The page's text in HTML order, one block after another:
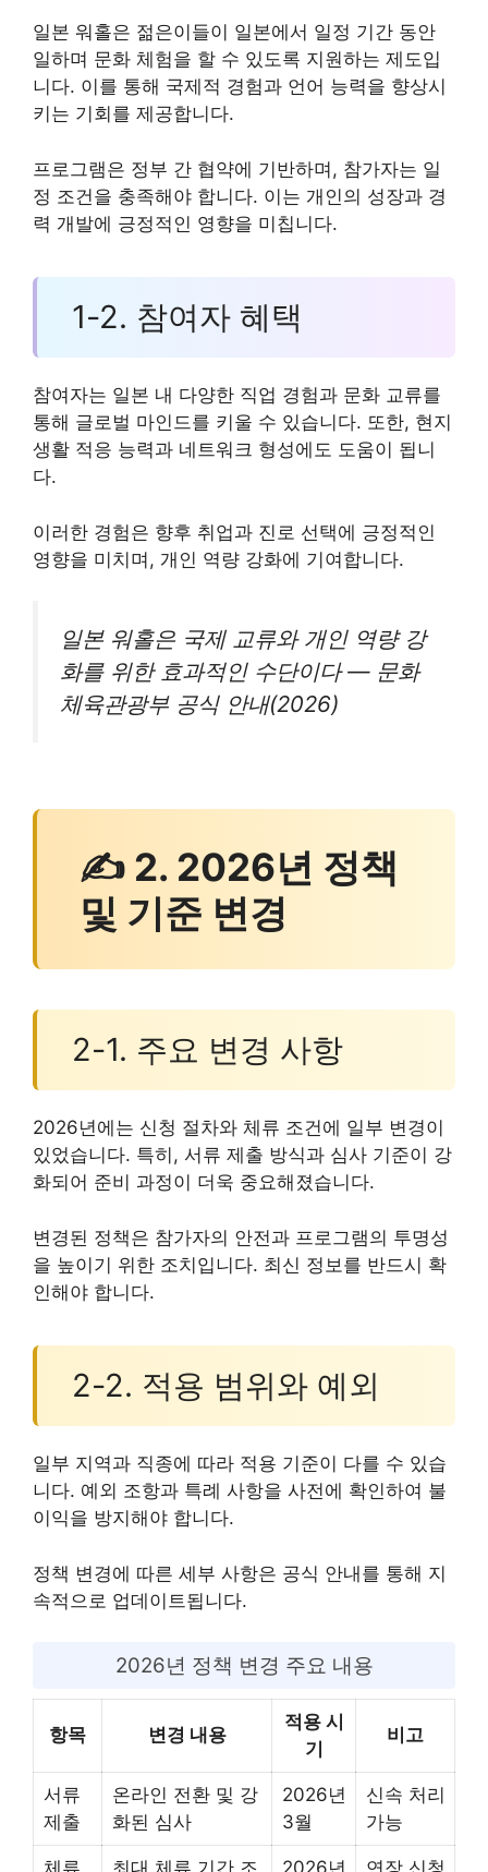
일본 워홀은 젊은이들이 일본에서 일정 기간 동안
일하며 문화 체험을 할 수 있도록 지원하는 제도입
니다. 이를 통해 국제적 경험과 언어 능력을 향상시
키는 기회를 제공합니다.
프로그램은 정부 간 협약에 기반하며, 참가자는 일
정 조건을 충족해야 합니다. 이는 개인의 성장과 경
력 개발에 긍정적인 영향을 미칩니다.
1-2. 참여자 혜택
참여자는 일본 내 다양한 직업 경험과 문화 교류를
통해 글로벌 마인드를 키울 수 있습니다. 또한, 현지
생활 적응 능력과 네트워크 형성에도 도움이 됩니
다.
이러한 경험은 향후 취업과 진로 선택에 긍정적인
영향을 미치며, 개인 역량 강화에 기여합니다.
일본 워홀은 국제 교류와 개인 역량 강
화를 위한 효과적인 수단이다 — 문화
체육관광부 공식 안내(2026)
✍ 2. 2026년 정책
및 기준 변경
2-1. 주요 변경 사항
2026년에는 신청 절차와 체류 조건에 일부 변경이
있었습니다. 특히, 서류 제출 방식과 심사 기준이 강
화되어 준비 과정이 더욱 중요해졌습니다.
변경된 정책은 참가자의 안전과 프로그램의 투명성
을 높이기 위한 조치입니다. 최신 정보를 반드시 확
인해야 합니다.
2-2. 적용 범위와 예외
일부 지역과 직종에 따라 적용 기준이 다를 수 있습
니다. 예외 조항과 특례 사항을 사전에 확인하여 불
이익을 방지해야 합니다.
정책 변경에 따른 세부 사항은 공식 안내를 통해 지
속적으로 업데이트됩니다.
2026년 정책 변경 주요 내용
항목 변경 내용
적용 시
기
비고
서류
제출
온라인 전환 및 강
화된 심사
2026년
3월
신속 처리
가능